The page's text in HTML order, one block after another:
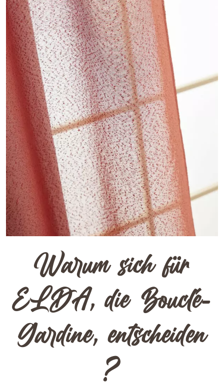
Warum sich für
ELDA, die Bouclé-
Gardine, entscheiden
?